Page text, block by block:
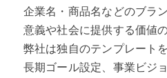
企業名・商品名などのブラ
意義や社会に提供する価値
弊社は独自のテンプレート
長期ゴール設定、事業ビジ